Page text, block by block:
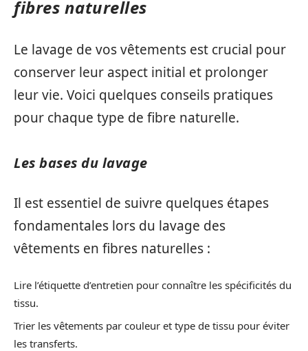
fibres naturelles
Le lavage de vos vêtements est crucial pour
conserver leur aspect initial et prolonger
leur vie. Voici quelques conseils pratiques
pour chaque type de fibre naturelle.
Les bases du lavage
Il est essentiel de suivre quelques étapes
fondamentales lors du lavage des
vêtements en fibres naturelles :
Lire l’étiquette d’entretien pour connaître les spécificités du
tissu.
Trier les vêtements par couleur et type de tissu pour éviter
les transferts.